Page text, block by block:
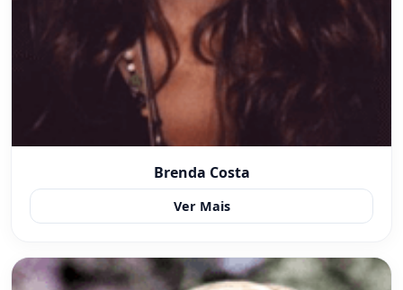
Brenda Costa
Ver Mais